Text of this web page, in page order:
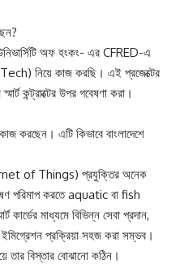
অফ হংকং- এর CFRED-এ
নিয়ে কাজ করছি। এই প্রজেক্টের
কন্ট্রাক্টের উপর গবেষণা করা।
করছেন। এটি কিভাবে বাংলাদেশে
of Things) প্রযুক্তির অনেক
পরিমাপ করতে aquatic বা fish
মাধ্যমে বিভিন্ন সেবা প্রদান,
ইমিগ্রেশন প্রক্রিয়া সহজ করা সম্ভব।
তার বিস্তার বোঝানো কঠিন।